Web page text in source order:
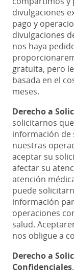
divulgaciones
pago y
divulgaciones
nos haya
gratuita, pero
basada en el
meses.
Derecho a
solicitarnos
información de
nuestras
aceptar su
afectar su
atención
puede
información
operaciones
salud.
nos obligue a
Derecho a
Confidenciales